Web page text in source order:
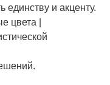
единству и акценту.
цвета |